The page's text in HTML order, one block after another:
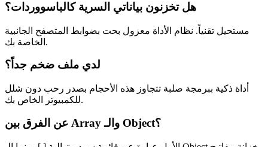
هل تخزنون بياناتي السرية كالباسووردات؟
مستحيل تقنياً. نظام الأداة معزول بحت بضوابط المتصفح الجانبية
الخاصة بك.
لدي ملف ضخم جداً؟
أداة ذكية ببرمجة صلبة تتجاوز هذه الأحجام بصدر رحب دون شلل
للكمبيوتر الخاص بك.
عن الفرق بين Array والـ Object؟